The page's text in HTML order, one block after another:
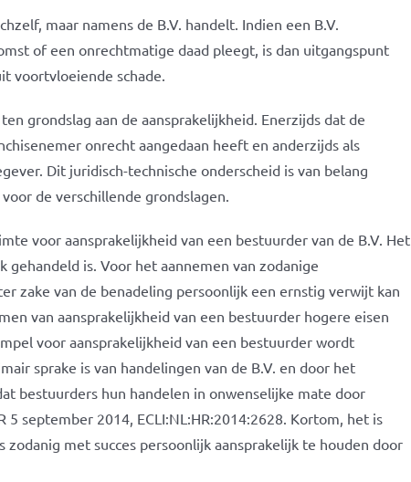
maar namens de B.V. handelt. Indien een B.V.
of een onrechtmatige daad pleegt, is dan uitgangspunt
voortvloeiende schade.
grondslag aan de aansprakelijkheid. Enerzijds dat de
onrecht aangedaan heeft en anderzijds als
Dit juridisch-technische onderscheid is van belang
de verschillende grondslagen.
voor aansprakelijkheid van een bestuurder van de B.V. Het
is. Voor het aannemen van zodanige
zake van de benadeling persoonlijk een ernstig verwijt kan
van aansprakelijkheid van een bestuurder hogere eisen
voor aansprakelijkheid van een bestuurder wordt
sprake is van handelingen van de B.V. en door het
bestuurders hun handelen in onwenselijke mate door
september 2014, ECLI:NL:HR:2014:2628. Kortom, het is
met succes persoonlijk aansprakelijk te houden door